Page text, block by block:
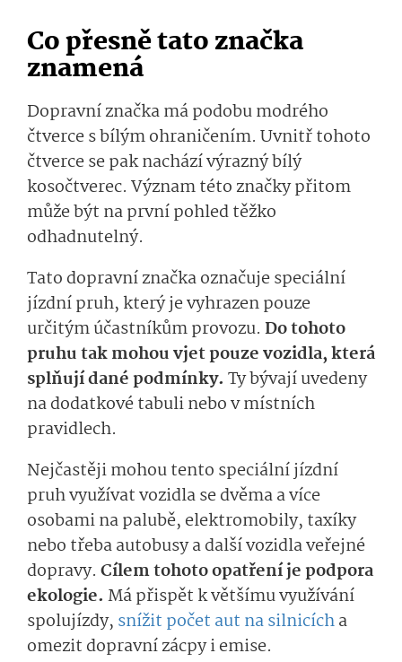
Co přesně tato značka
znamená
Dopravní značka má podobu modrého
čtverce s bílým ohraničením. Uvnitř tohoto
čtverce se pak nachází výrazný bílý
kosočtverec. Význam této značky přitom
může být na první pohled těžko
odhadnutelný.
Tato dopravní značka označuje speciální
jízdní pruh, který je vyhrazen pouze
určitým účastníkům provozu. Do tohoto
pruhu tak mohou vjet pouze vozidla, která
splňují dané podmínky. Ty bývají uvedeny
na dodatkové tabuli nebo v místních
pravidlech.
Nejčastěji mohou tento speciální jízdní
pruh využívat vozidla se dvěma a více
osobami na palubě, elektromobily, taxíky
nebo třeba autobusy a další vozidla veřejné
dopravy. Cílem tohoto opatření je podpora
ekologie. Má přispět k většímu využívání
spolujízdy, snížit počet aut na silnicícha
omezit dopravní zácpy i emise.